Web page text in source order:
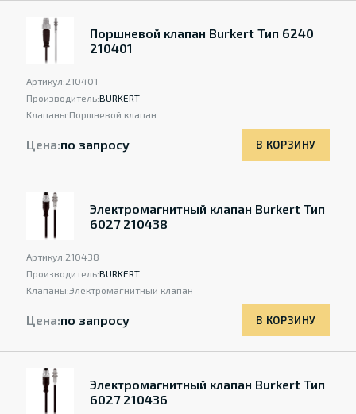
Поршневой клапан Burkert Тип 6240
210401
Артикул:210401
Производитель:BURKERT
Клапаны:Поршневой клапан
Цена:по запросу В КОРЗИНУ
Электромагнитный клапан Burkert Тип
6027 210438
Артикул:210438
Производитель:BURKERT
Клапаны:Электромагнитный клапан
Цена:по запросу В КОРЗИНУ
Электромагнитный клапан Burkert Тип
6027 210436